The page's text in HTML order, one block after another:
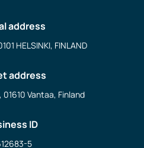
address
HELSINKI, FINLAND
address
Vantaa, Finland
ID
5